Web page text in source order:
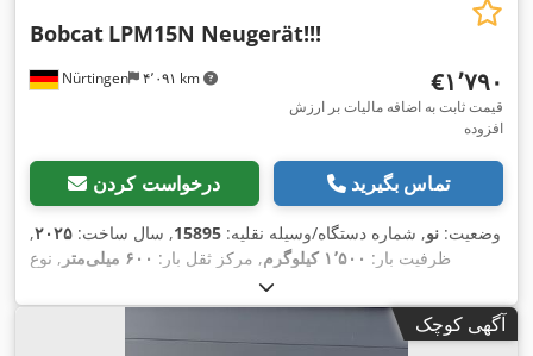
Nürtingen ۴٬۰۹۱ km
Bobcat LPM15N Neugerät!!!
‎€۱٬۷۹۰
قیمت ثابت به اضافه مالیات بر ارزش
افزوده
درخواست کردن تماس بگیرید
وضعیت: نو, شماره دستگاه/وسیله نقلیه: 15895, سال ساخت: ۲۰۲۵,
ظرفیت بار: ۱٬۵۰۰ کیلوگرم , مرکز ثقل بار: ۶۰۰ میلی‌متر
, نوع
دیگر, ارتفاع سازه:
شاخک‌ها:۱٬۱۵۰ میلی‌متر , اندازه لاستیک جلو:, سایز تایر عقب:, وزن
کل:, آگهی کوچک